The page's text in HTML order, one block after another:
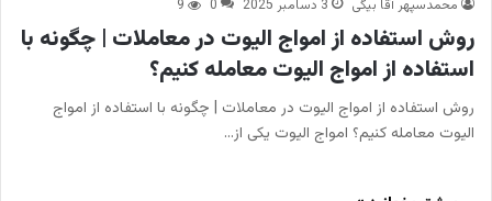
محمدسپهر آقا بیگی 3 دسامبر 2025 0
9
روش استفاده از امواج الیوت در معاملات | چگونه با
استفاده از امواج الیوت معامله کنیم؟
روش استفاده از امواج الیوت در معاملات | چگونه با استفاده از امواج
الیوت معامله کنیم؟ امواج الیوت یکی از…